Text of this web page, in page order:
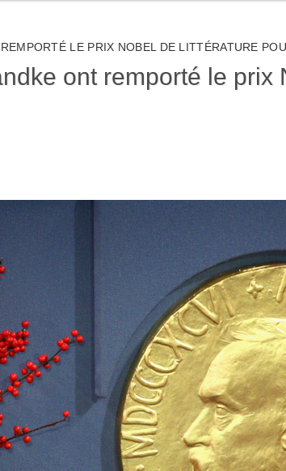
LE PRIX NOBEL DE LITTÉRATURE
ont remporté le